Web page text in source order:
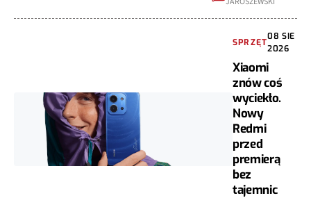
SPRZĘT
08 SIE
2026
Xiaomi
znów coś
wyciekło.
Nowy
Redmi
przed
premierą
bez
tajemnic